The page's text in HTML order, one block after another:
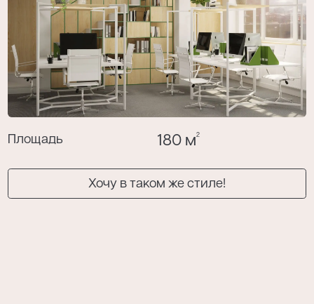
Ваш номер телефона
Расскажите о вашем проекте
Площадь 180 м2
Хочу в таком же стиле!